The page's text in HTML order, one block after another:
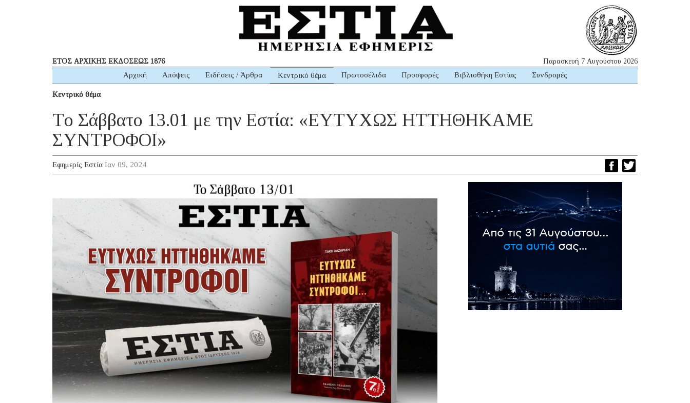
ΕΤΟΣ ΑΡΧΙΚΗΣ ΕΚΔΟΣΕΩΣ 1876 Παρασκευή 7 Αυγούστου 2026
Αρχική Απόψεις Ειδήσεις / Άρθρα Κεντρικό θέμα Πρωτοσέλιδα Προσφορές Βιβλιοθήκη Εστίας Συνδρομές
Κεντρικό θέμα
Τo Σάββατο 13.01 με την Εστία: «ΕΥΤΥΧΩΣ ΗΤΤΗΘΗΚΑΜΕ
ΣΥΝΤΡΟΦΟΙ»
Εφημερίς Εστία Ιαν 09, 2024